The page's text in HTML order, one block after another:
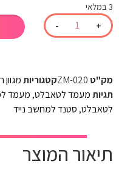
3 במלאי
+
-
מק"ט ZM-020קטגוריותמגוון
תגיותמעמד לטאבלט, מעמד
לטאבלט, סטנד למחשב נייד
תיאור המוצר